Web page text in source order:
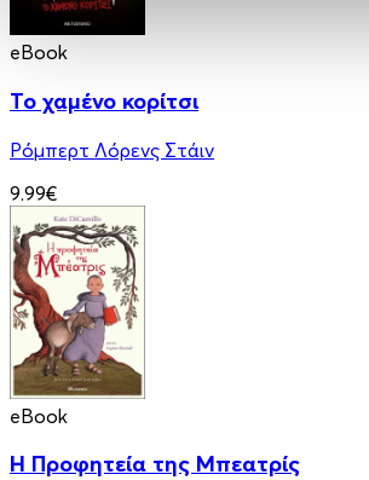
eBook
Το χαμένο κορίτσι
Ρόμπερτ Λόρενς Στάιν
9.99€
eBook
Η Προφητεία της Μπεατρίς